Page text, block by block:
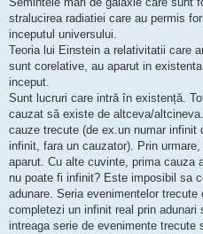
stralucirea radiatiei care au permis
inceputul universului.
Teoria lui Einstein a relativitatii care
sunt corelative, au aparut in
inceput.
Sunt lucruri care intră în existență.
cauzat să existe de altceva/
cauze trecute (de ex.un numar infinit
infinit, fara un cauzator). Prin
aparut. Cu alte cuvinte, prima cauza
nu poate fi infinit? Este imposibil sa
adunare. Seria evenimentelor
completezi un infinit real prin
intreaga serie de evenimente